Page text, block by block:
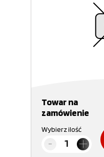
Towar na
zamówienie
Wybierz ilość